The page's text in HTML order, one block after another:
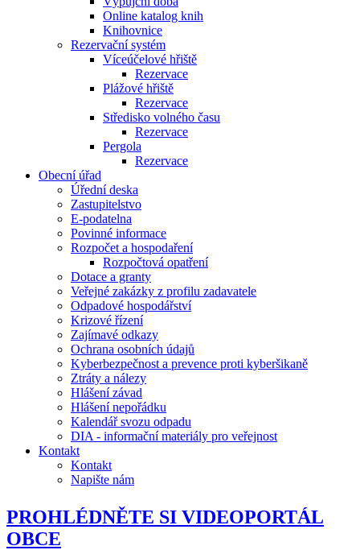
Online katalog knih
Knihovnice
Rezervační systém
Víceúčelové hřiště
Rezervace
Plážové hřiště
Rezervace
Středisko volného času
Rezervace
Pergola
Rezervace
Obecní úřad
Úřední deska
Zastupitelstvo
E-podatelna
Povinné informace
Rozpočet a hospodaření
Rozpočtová opatření
Dotace a granty
Veřejné zakázky z profilu zadavatele
Odpadové hospodářství
Krizové řízení
Zajímavé odkazy
Ochrana osobních údajů
Kyberbezpečnost a prevence proti kyberšikaně
Ztráty a nálezy
Hlášení závad
Hlášení nepořádku
Kalendář svozu odpadu
DIA - informační materiály pro veřejnost
Kontakt
Kontakt
Napište nám
PROHLÉDNĚTE SI VIDEOPORTÁL
OBCE